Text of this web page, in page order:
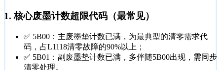
1. 核心废墨计数超限代码（最常见）
✅ 5B00：主废墨垫计数已满，为最典型的清零需求代
码，占L1118清零故障的90%以上；
✅ 5B01：副废墨垫计数已满，多伴随5B00出现，需同步
清零处理。